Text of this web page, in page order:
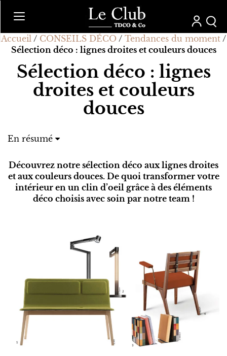
Accueil / CONSEILS DÉCO / Tendances du moment /
Sélection déco : lignes droites et couleurs douces
Sélection déco : lignes
droites et couleurs
douces
En résumé
Découvrez notre sélection déco aux lignes droites
et aux couleurs douces. De quoi transformer votre
intérieur en un clin d’oeil grâce à des éléments
déco choisis avec soin par notre team !